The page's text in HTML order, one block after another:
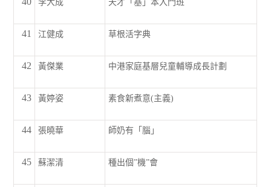
李大成 天才「基」本入門班
41 江健成 草根活字典
42 黃傑業 中港家庭基層兒童輔導成長計劃
43 黃婷姿 素食新煮意(主義)
44 張曉華 師奶有「腦」
45 蘇潔清 種出個”機”會